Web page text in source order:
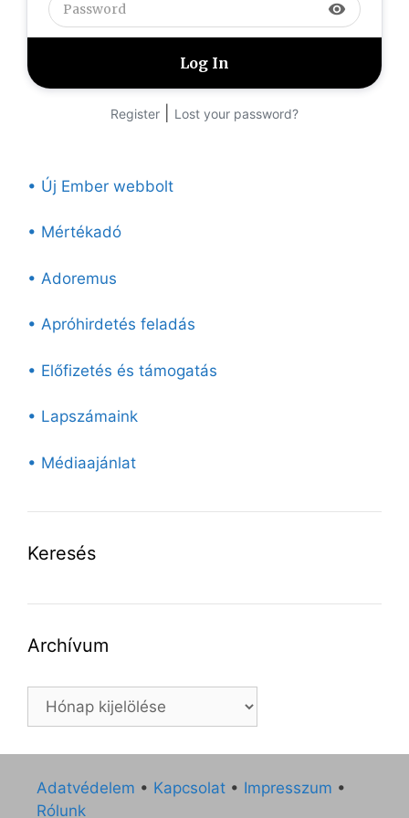
visibility
Register Lost your password?
• Új Ember webbolt
• Mértékadó
• Adoremus
• Apróhirdetés feladás
• Előfizetés és támogatás
• Lapszámaink
• Médiaajánlat
Keresés
Archívum
Archívum
Adatvédelem • Kapcsolat • Impresszum •
Rólunk